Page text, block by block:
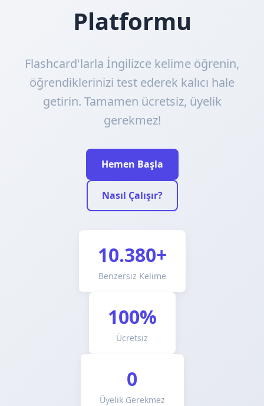
Platformu
Flashcard'larla İngilizce kelime öğrenin,
öğrendiklerinizi test ederek kalıcı hale
getirin. Tamamen ücretsiz, üyelik
gerekmez!
Hemen Başla
Nasıl Çalışır?
10.380+
Benzersiz Kelime
100%
Ücretsiz
0
Üyelik Gerekmez